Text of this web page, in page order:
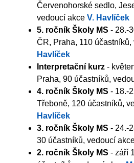
Červenohorské sedlo,
vedoucí akce V. Havlíček
5. ročník Školy MS - 28.-
ČR, Praha, 110
Havlíček
Interpretační kurz -
Praha, 90 účastníků,
4. ročník Školy MS - 18.-
Třeboně, 120 účastníků,
Havlíček
3. ročník Školy MS - 24.-
30 účastníků, vedoucí
2. ročník Školy MS - září